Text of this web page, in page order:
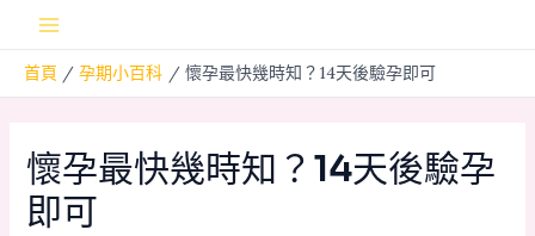
Menu
首頁 孕期小百科 懷孕最快幾時知？14天後驗孕即可
懷孕最快幾時知？14天後驗孕
即可